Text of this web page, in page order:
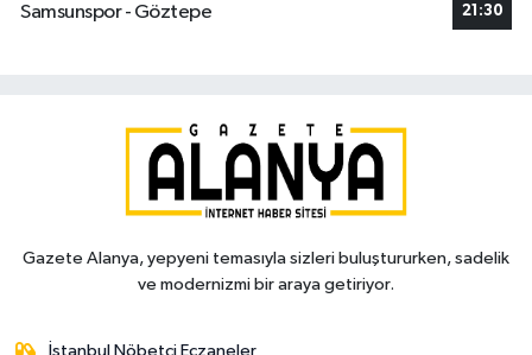
Samsunspor - Göztepe
21:30
Gazete Alanya, yepyeni temasıyla sizleri buluştururken, sadelik
ve modernizmi bir araya getiriyor.
İstanbul Nöbetçi Eczaneler